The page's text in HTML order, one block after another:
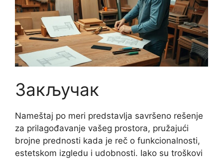
Закључак
Nameštaj po meri predstavlja savršeno rešenje
za prilagođavanje vašeg prostora, pružajući
brojne prednosti kada je reč o funkcionalnosti,
estetskom izgledu i udobnosti. Iako su troškovi